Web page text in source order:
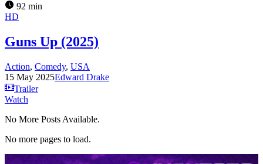
92 min
HD
Guns Up (2025)
Action, Comedy, USA
15 May 2025Edward Drake
Trailer
Watch
No More Posts Available.
No more pages to load.